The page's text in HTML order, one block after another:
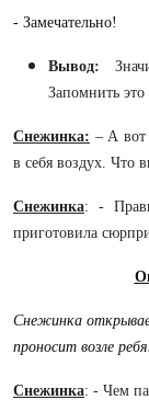
- Замечательно!
Вывод:
Запомнить
Снежинка: – А вот
в себя воздух. Что
Снежинка: -
приготовила
Снежинка
проносит возле
Снежинка: - Чем